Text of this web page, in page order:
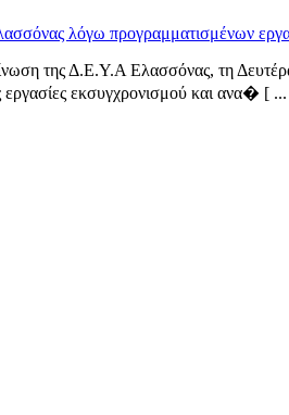
λόγω προγραμματισμένων
της Δ.Ε.Υ.Α Ελασσόνας, τη
εργασίες εκσυγχρονισμού και ανα� [